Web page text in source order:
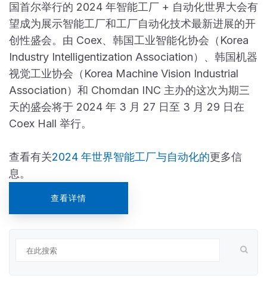
国首尔举行的 2024 年智能工厂 + 自动化世界大会有
望成为展示智能工厂和工厂自动化技术最新进展的开
创性盛会。由 Coex、韩国工业智能化协会（Korea
Industry Intelligentization Association）、韩国机器
视觉工业协会（Korea Machine Vision Industrial
Association）和 Chomdan INC 主办的这次为期三
天的盛会将于 2024 年 3 月 27 日至 3 月 29 日在
Coex Hall 举行。
查看有关2024 年世界智能工厂与自动化的更多信
息。
查看详情